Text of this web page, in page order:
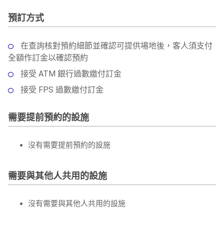
預訂方式
在查詢核對預約細節並確認可提供場地後，客人須支付
全額作訂金以確認預約
接受 ATM 銀行過數繳付訂金
接受 FPS 過數繳付訂金
需要提前預約的設施
沒有需要提前預約的設施
需要與其他人共用的設施
沒有需要與其他人共用的設施